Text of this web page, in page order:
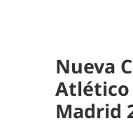
Nueva
Atlético
Madrid